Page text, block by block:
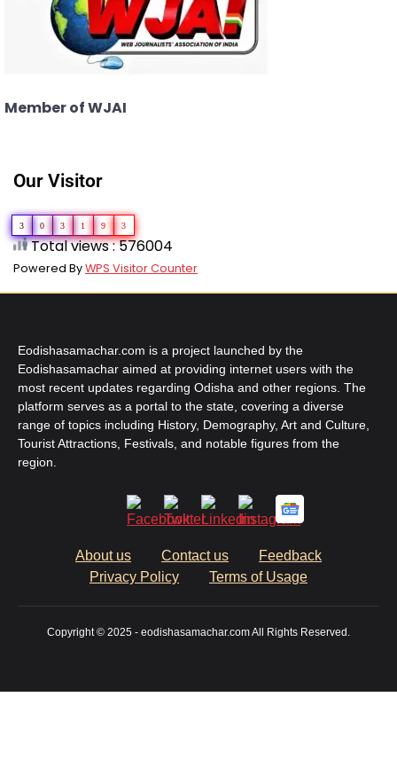
Member of WJAI
Our Visitor
3 0 3 1 9 3
Total views : 576004
Powered ByWPS Visitor Counter
Eodishasamachar.com is a project launched by the
Eodishasamachar aimed at providing internet users with the
most recent updates regarding Odisha and other regions. The
platform serves as a portal to the state, covering a diverse
range of topics including History, Demography, Art and Culture,
Tourist Attractions, Festivals, and notable figures from the
region.
About us Contact us
Feedback
Privacy Policy
Terms of Usage
Copyright © 2025 - eodishasamachar.com All Rights Reserved.